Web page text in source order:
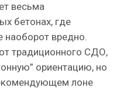
весьма
бетонах, где
наоборот вредно.
традиционного СДО,
ориентацию, но
лоне